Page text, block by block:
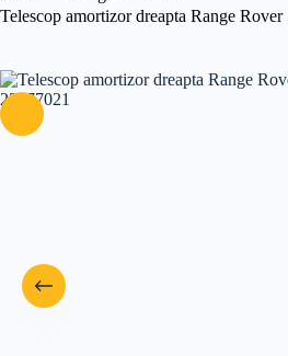
Telescop amortizor dreapta Range